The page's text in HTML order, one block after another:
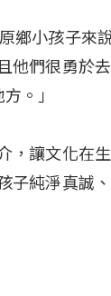
鄉小孩子來
他們很勇於
。」
，讓文化在
子純淨真誠